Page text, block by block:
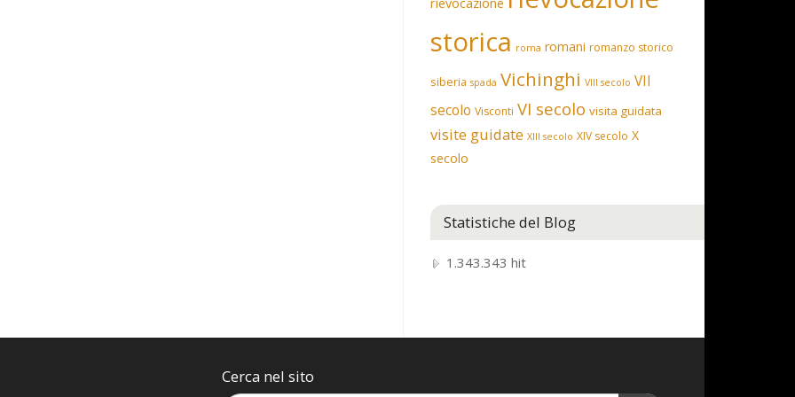
storica roma romani romanzo storico
siberia spada Vichinghi VIII secolo VII
secolo Visconti VI secolo visita guidata
visite guidate XIII secolo XIV secolo X
secolo
Statistiche del Blog
1.343.343 hit
Cerca nel sito